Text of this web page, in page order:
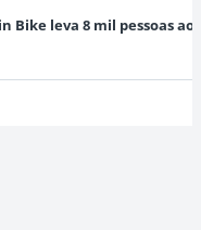
leva 8 mil pessoas